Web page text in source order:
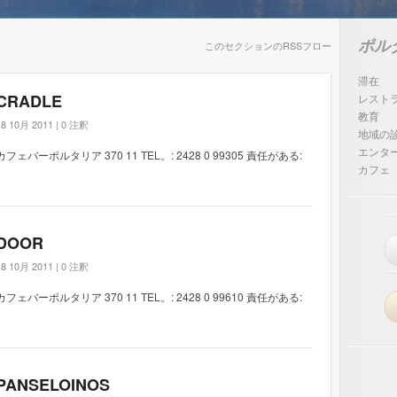
このセクションのRSSフロー
10月 2011 | 0 注釈
フェバーポルタリア 370 11 TEL。: 2428 0 99305 責任がある:
10月 2011 | 0 注釈
フェバーポルタリア 370 11 TEL。: 2428 0 99610 責任がある:
ポル
滞在
レスト
教育
地域の
エンタ
カフェ